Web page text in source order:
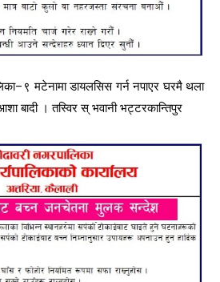
मटेनामा डायलसिस गर्न नपाएर घरमै थला
बादी । तस्विर स् भवानी भट्टरकान्तिपुर